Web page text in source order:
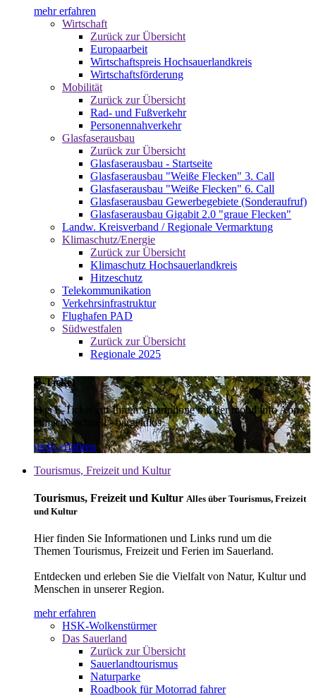
mehr erfahren
Wirtschaft
Zurück zur Übersicht
Europaarbeit
Wirtschaftspreis Hochsauerlandkreis
Wirtschaftsförderung
Mobilität
Zurück zur Übersicht
Rad- und Fußverkehr
Personennahverkehr
Glasfaserausbau
Zurück zur Übersicht
Glasfaserausbau - Startseite
Glasfaserausbau "Weiße Flecken" 3. Call
Glasfaserausbau "Weiße Flecken" 6. Call
Glasfaserausbau Gewerbegebiete (Sonderaufruf)
Glasfaserausbau Gigabit 2.0 "graue Flecken"
Landw. Kreisverband / Regionale Vermarktung
Klimaschutz/Energie
Zurück zur Übersicht
Klimaschutz Hochsauerlandkreis
Hitzeschutz
Telekommunikation
Verkehrsinfrastruktur
Flughafen PAD
Südwestfalen
Zurück zur Übersicht
Regionale 2025
E-Ticket
Das E-Ticket auf Ihrem Smartphone mit der mobil info App -
einfach - schnell - bargeldlos
mehr erfahren
Tourismus, Freizeit und Kultur
Tourismus, Freizeit und Kultur Alles über Tourismus, Freizeit
und Kultur
Hier finden Sie Informationen und Links rund um die
Themen Tourismus, Freizeit und Ferien im Sauerland.
Entdecken und erleben Sie die Vielfalt von Natur, Kultur und
Menschen in unserer Region.
mehr erfahren
HSK-Wolkenstürmer
Das Sauerland
Zurück zur Übersicht
Sauerlandtourismus
Naturparke
Roadbook für Motorrad fahrer